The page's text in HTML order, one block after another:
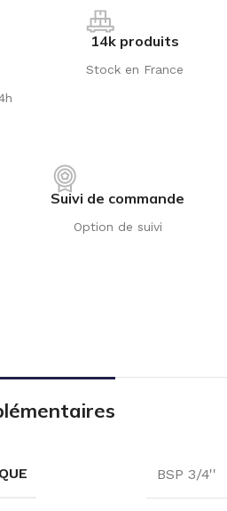
14k produits
Stock en France
Suivi de commande
Option de suivi
BSP 3/4''